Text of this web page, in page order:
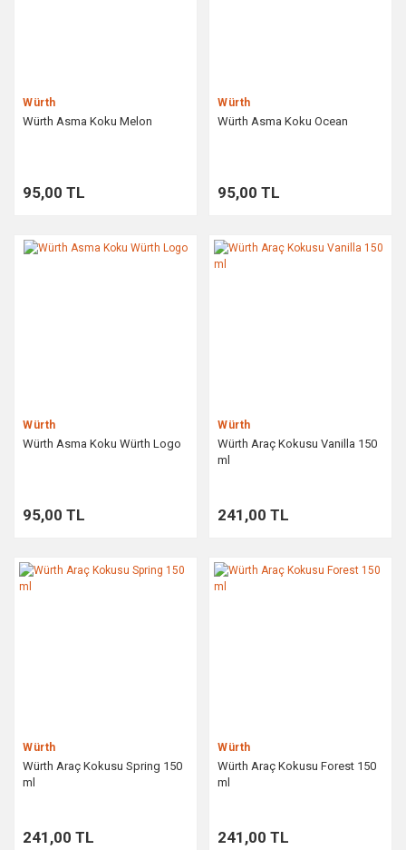
Würth
Würth Asma Koku Melon
95,00 TL
Würth
Würth Asma Koku Ocean
95,00 TL
Würth
Würth Asma Koku Würth Logo
95,00 TL
Würth
Würth Araç Kokusu Vanilla 150
ml
241,00 TL
Würth
Würth Araç Kokusu Spring 150
ml
241,00 TL
Würth
Würth Araç Kokusu Forest 150
ml
241,00 TL